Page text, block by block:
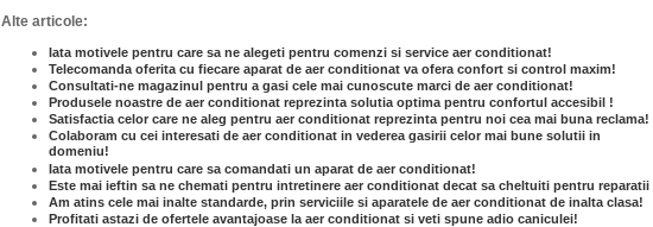
Alte articole:
Iata motivele pentru care sa ne alegeti pentru comenzi si service aer conditionat!
Telecomanda oferita cu fiecare aparat de aer conditionat va ofera confort si control maxim!
Consultati-ne magazinul pentru a gasi cele mai cunoscute marci de aer conditionat!
Produsele noastre de aer conditionat reprezinta solutia optima pentru confortul accesibil !
Satisfactia celor care ne aleg pentru aer conditionat reprezinta pentru noi cea mai buna reclama!
Colaboram cu cei interesati de aer conditionat in vederea gasirii celor mai bune solutii in
domeniu!
Iata motivele pentru care sa comandati un aparat de aer conditionat!
Este mai ieftin sa ne chemati pentru intretinere aer conditionat decat sa cheltuiti pentru reparatii
Am atins cele mai inalte standarde, prin serviciile si aparatele de aer conditionat de inalta clasa!
Profitati astazi de ofertele avantajoase la aer conditionat si veti spune adio caniculei!